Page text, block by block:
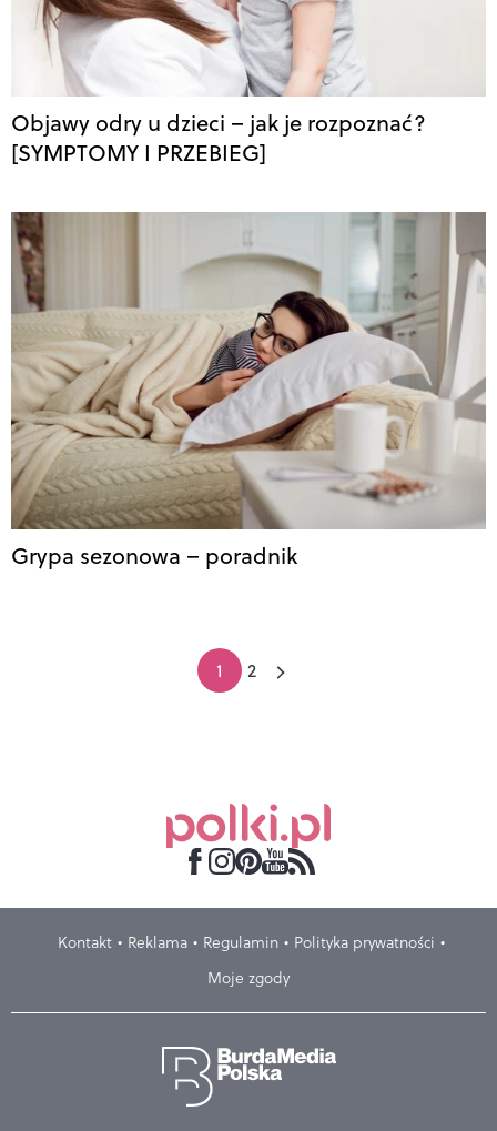
Objawy odry u dzieci – jak je rozpoznać?
[SYMPTOMY I PRZEBIEG]
Grypa sezonowa – poradnik
1 2
Kontakt Reklama Regulamin
Polityka prywatności
Moje zgody